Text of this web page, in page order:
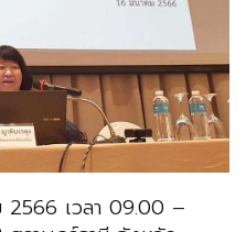
เวลา 09.00 –